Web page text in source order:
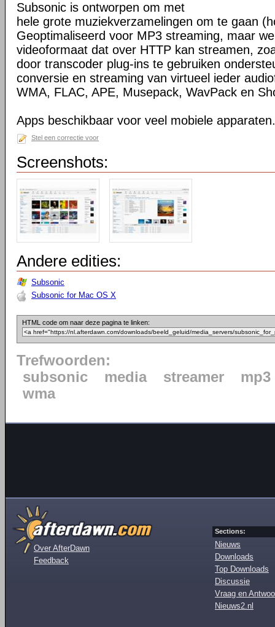
Subsonic is ontworpen om met
hele grote muziekverzamelingen om te gaan
Geoptimaliseerd voor MP3 streaming, maar
videoformaat dat over HTTP kan streamen,
door transcoder plug-ins te gebruiken
conversie en streaming van virtueel ieder
WMA, FLAC, APE, Musepack, WavPack en
Apps beschikbaar voor veel mobiele apparaten.
Stel een correctie voor
Screenshots:
Andere edities:
Subsonic
Subsonic for Mac OS X
HTML code om naar deze pagina te linken:
Trefwoorden:
subsonic
media streamer
mp3
wma
Over AfterDawn
Feedback
Sections:
Nieuws
Downloads
Top Downloads
Discussie
Vraag en
Nieuws2.nl